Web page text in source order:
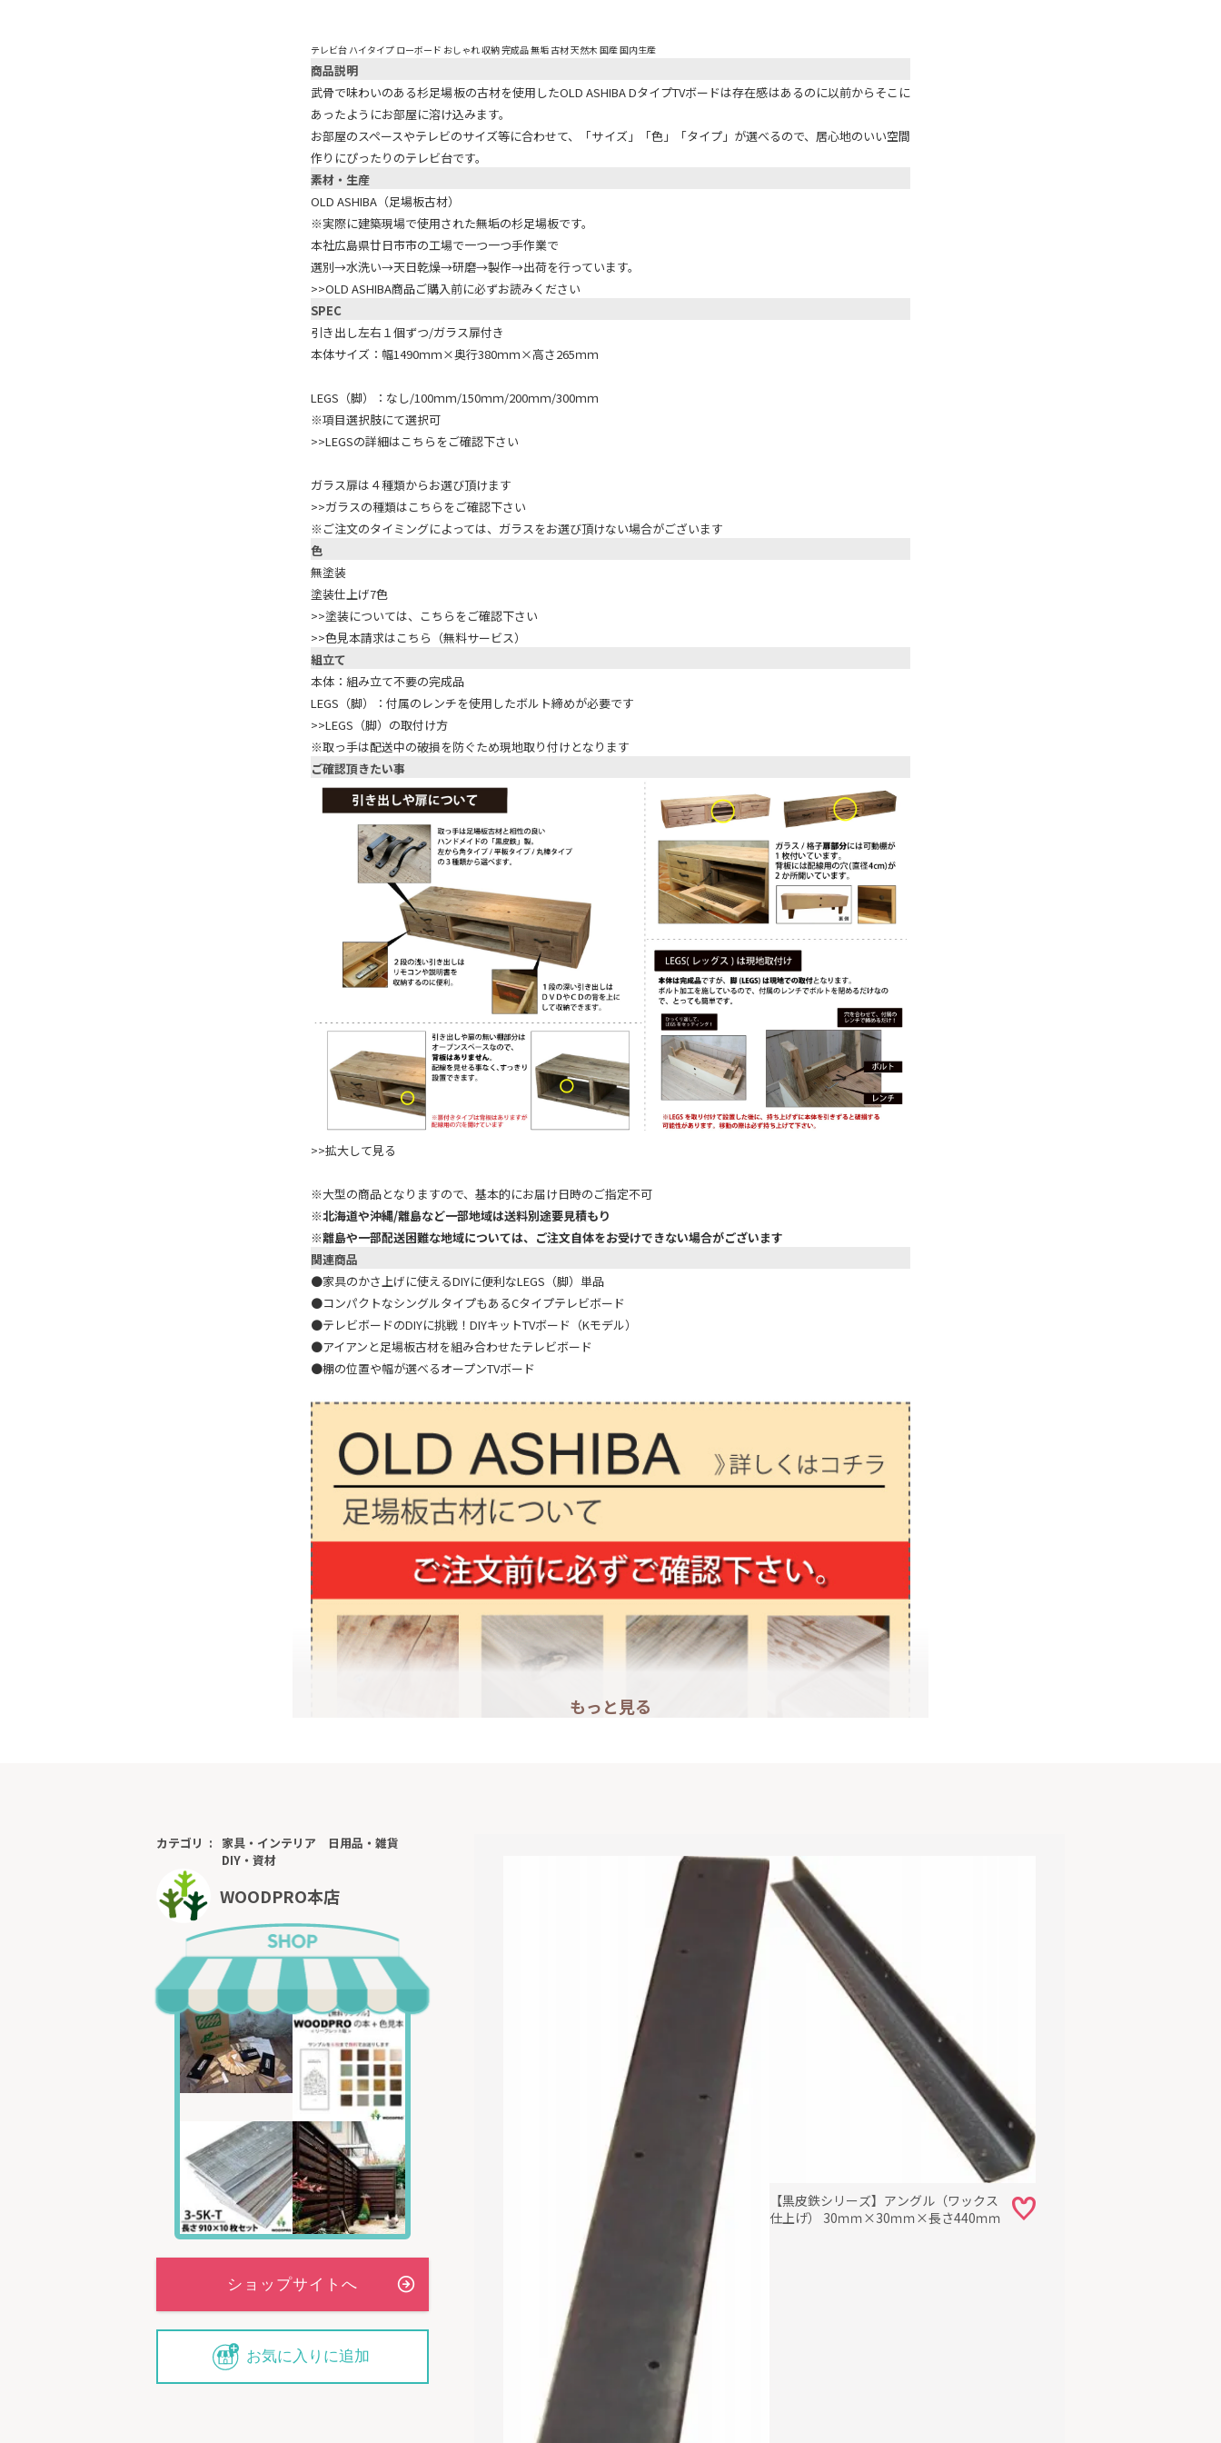
テレビ台 ハイタイプ ローボード おしゃれ 収納 完成品 無垢 古材 天然木 国産 国内生産
商品説明
武骨で味わいのある杉足場板の古材を使用したOLD ASHIBA DタイプTVボードは存在感はあるのに以前からそこに
あったようにお部屋に溶け込みます。
お部屋のスペースやテレビのサイズ等に合わせて、「サイズ」「色」「タイプ」が選べるので、居心地のいい空間
作りにぴったりのテレビ台です。
素材・生産
OLD ASHIBA（足場板古材）
※実際に建築現場で使用された無垢の杉足場板です。
本社広島県廿日市市の工場で一つ一つ手作業で
選別→水洗い→天日乾燥→研磨→製作→出荷を行っています。
>>OLD ASHIBA商品ご購入前に必ずお読みください
SPEC
引き出し左右１個ずつ/ガラス扉付き
本体サイズ：幅1490ｍｍ×奥行380ｍｍ×高さ265ｍｍ
LEGS（脚）：なし/100ｍｍ/150ｍｍ/200ｍｍ/300ｍｍ
※項目選択肢にて選択可
>>LEGSの詳細はこちらをご確認下さい
ガラス扉は４種類からお選び頂けます
>>ガラスの種類はこちらをご確認下さい
※ご注文のタイミングによっては、ガラスをお選び頂けない場合がございます
色
無塗装
塗装仕上げ7色
>>塗装については、こちらをご確認下さい
>>色見本請求はこちら（無料サービス）
組立て
本体：組み立て不要の完成品
LEGS（脚）：付属のレンチを使用したボルト締めが必要です
>>LEGS（脚）の取付け方
※取っ手は配送中の破損を防ぐため現地取り付けとなります
ご確認頂きたい事
>>拡大して見る
※大型の商品となりますので、基本的にお届け日時のご指定不可
※北海道や沖縄/離島など一部地域は送料別途要見積もり
※離島や一部配送困難な地域については、ご注文自体をお受けできない場合がございます
関連商品
●家具のかさ上げに使えるDIYに便利なLEGS（脚）単品
●コンパクトなシングルタイプもあるCタイプテレビボード
●テレビボードのDIYに挑戦！DIYキットTVボード（Kモデル）
●アイアンと足場板古材を組み合わせたテレビボード
●棚の位置や幅が選べるオープンTVボード
もっと見る
カテゴリ 家具・インテリア
日用品・雑貨
DIY・資材
WOODPRO本店
お気に入りに追加
【黒皮鉄シリーズ】アングル（ワックス
仕上げ） 30ｍｍ×30ｍｍ×長さ440ｍｍ